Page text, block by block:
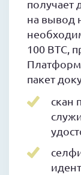
получает
на вывод
100 BTC,
пакет
скан